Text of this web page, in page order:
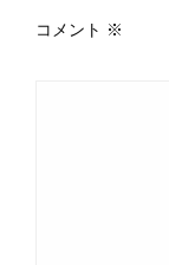
コメント ※